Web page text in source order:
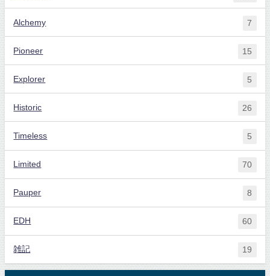
Alchemy 7
Pioneer 15
Explorer 5
Historic 26
Timeless 5
Limited 70
Pauper 8
EDH 60
雑記 19